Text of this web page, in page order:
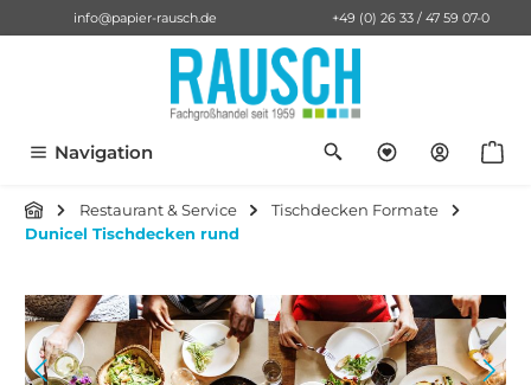
springen
info@papier-rausch.de +49 (0) 26 33 / 47 59 07-0
Navigation Du hast 0
Restaurant & Service
Tischdecken Formate
Dunicel Tischdecken rund
Bildergalerie überspringen